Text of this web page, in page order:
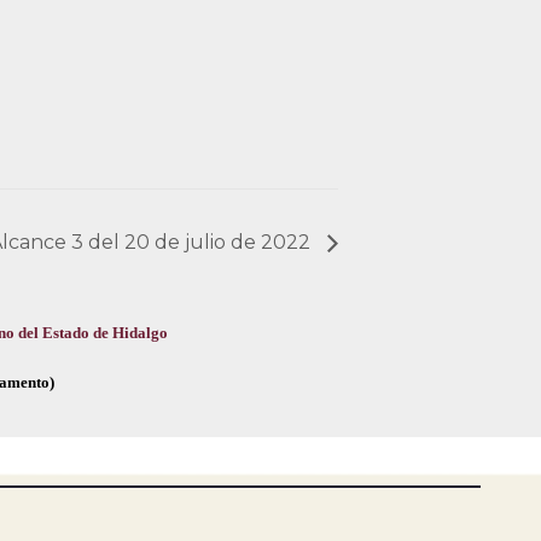
3 del 20 de julio de 2022
del Estado de Hidalgo